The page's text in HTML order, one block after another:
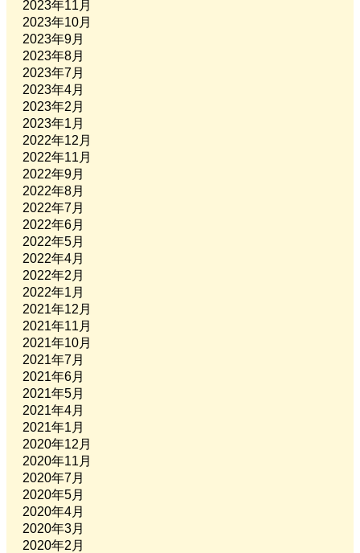
2023年11月
2023年10月
2023年9月
2023年8月
2023年7月
2023年4月
2023年2月
2023年1月
2022年12月
2022年11月
2022年9月
2022年8月
2022年7月
2022年6月
2022年5月
2022年4月
2022年2月
2022年1月
2021年12月
2021年11月
2021年10月
2021年7月
2021年6月
2021年5月
2021年4月
2021年1月
2020年12月
2020年11月
2020年7月
2020年5月
2020年4月
2020年3月
2020年2月